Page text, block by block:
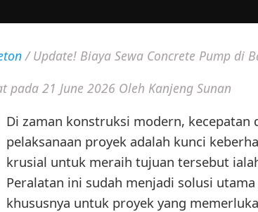
/Update! Biaya Sewa Concrete Pump di
pada 21 June 2026 Oleh Kanjeng Sunan
Di zaman konstruksi modern, kecepatan
pelaksanaan proyek adalah kunci
krusial untuk meraih tujuan tersebut
Peralatan ini sudah menjadi solusi
khususnya untuk proyek yang